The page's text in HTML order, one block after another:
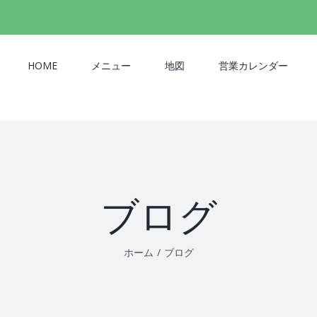
…
HOME メニュー 地図 営業カレンダー
ブログ
ホーム / ブログ